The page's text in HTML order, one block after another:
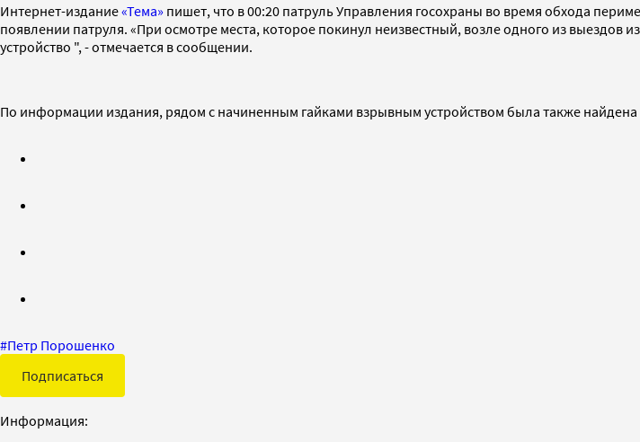
Интернет-издание«Тема» пишет, что в 00:20 патруль Управления госохраны во время обхода
появлении патруля. «При осмотре места, которое покинул неизвестный, возле одного из
устройство ", - отмечается в сообщении.
По информации издания, рядом с начиненным гайками взрывным устройством была также найдена
#Петр Порошенко
Подписаться
Информация: